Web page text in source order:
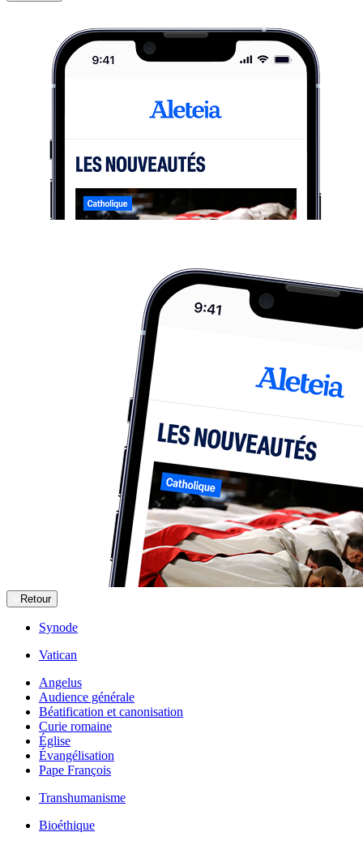
Retour
Synode
Vatican
Angelus
Audience générale
Béatification et canonisation
Curie romaine
Église
Évangélisation
Pape François
Transhumanisme
Bioéthique